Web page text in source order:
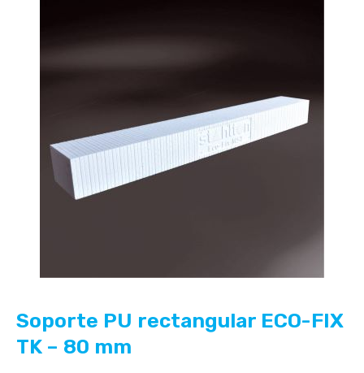
Soporte PU rectangular ECO-FIX
TK – 80 mm